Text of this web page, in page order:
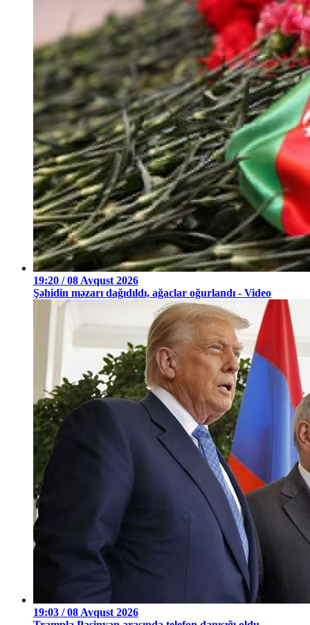
19:20 / 08 Avqust 2026
Şəhidin məzarı dağıdıldı, ağaclar oğurlandı - Video
19:03 / 08 Avqust 2026